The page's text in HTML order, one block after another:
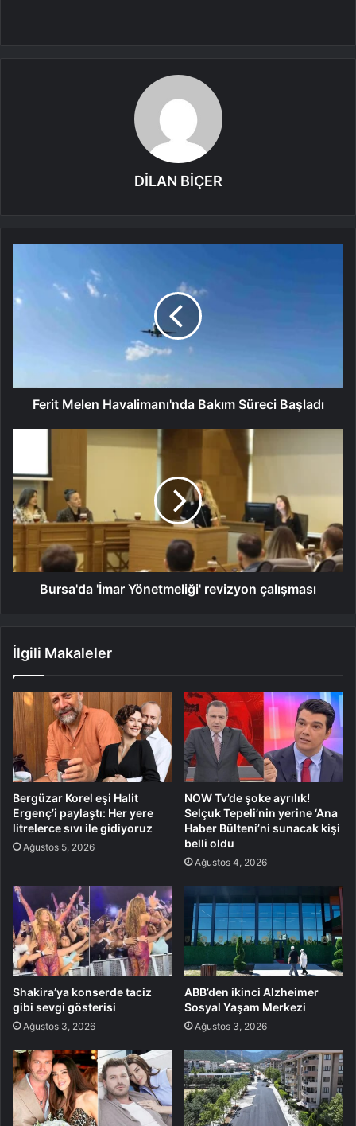
DİLAN BİÇER
Ferit Melen Havalimanı'nda Bakım Süreci Başladı
Bursa'da 'İmar Yönetmeliği' revizyon çalışması
İlgili Makaleler
Bergüzar Korel eşi Halit
Ergenç’i paylaştı: Her yere
litrelerce sıvı ile gidiyoruz
Ağustos 5, 2026
NOW Tv’de şoke ayrılık!
Selçuk Tepeli’nin yerine ‘Ana
Haber Bülteni’ni sunacak kişi
belli oldu
Ağustos 4, 2026
Shakira’ya konserde taciz
gibi sevgi gösterisi
Ağustos 3, 2026
ABB’den ikinci Alzheimer
Sosyal Yaşam Merkezi
Ağustos 3, 2026